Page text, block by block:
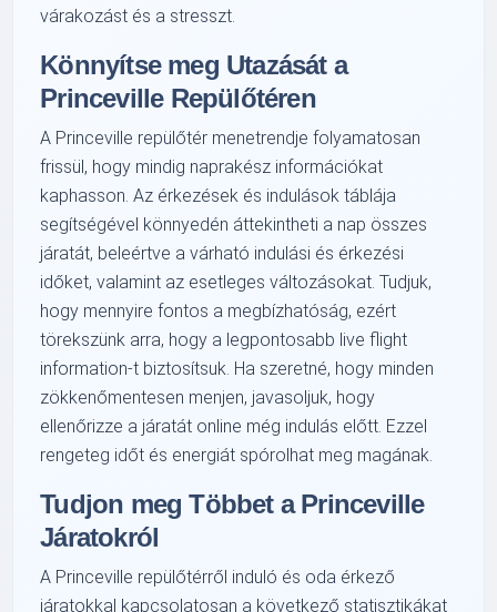
várakozást és a stresszt.
Könnyítse meg Utazását a
Princeville Repülőtéren
A Princeville repülőtér menetrendje folyamatosan
frissül, hogy mindig naprakész információkat
kaphasson. Az érkezések és indulások táblája
segítségével könnyedén áttekintheti a nap összes
járatát, beleértve a várható indulási és érkezési
időket, valamint az esetleges változásokat. Tudjuk,
hogy mennyire fontos a megbízhatóság, ezért
törekszünk arra, hogy a legpontosabb live flight
information-t biztosítsuk. Ha szeretné, hogy minden
zökkenőmentesen menjen, javasoljuk, hogy
ellenőrizze a járatát online még indulás előtt. Ezzel
rengeteg időt és energiát spórolhat meg magának.
Tudjon meg Többet a Princeville
Járatokról
A Princeville repülőtérről induló és oda érkező
járatokkal kapcsolatosan a következő statisztikákat